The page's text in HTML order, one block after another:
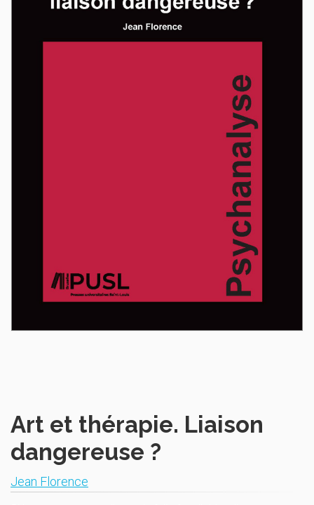
Art et thérapie. Liaison
dangereuse ?
Jean Florence